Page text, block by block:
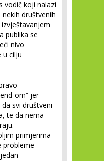
vodič koji nalazi
društvenih
publika se
nivo
u cilju
om“ jer
svi društveni
te da nema
primjerima
probleme